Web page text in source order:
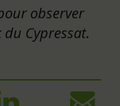
observer
Cypressat.